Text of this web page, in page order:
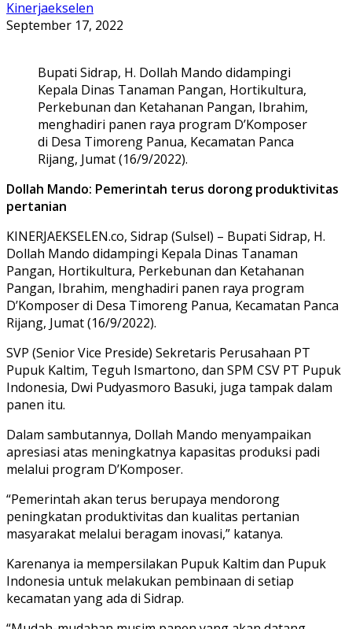
Kinerjaekselen
September 17, 2022
Bupati Sidrap, H. Dollah Mando didampingi
Kepala Dinas Tanaman Pangan, Hortikultura,
Perkebunan dan Ketahanan Pangan, Ibrahim,
menghadiri panen raya program D’Komposer
di Desa Timoreng Panua, Kecamatan Panca
Rijang, Jumat (16/9/2022).
Dollah Mando: Pemerintah terus dorong produktivitas
pertanian
KINERJAEKSELEN.co, Sidrap (Sulsel) – Bupati Sidrap, H.
Dollah Mando didampingi Kepala Dinas Tanaman
Pangan, Hortikultura, Perkebunan dan Ketahanan
Pangan, Ibrahim, menghadiri panen raya program
D’Komposer di Desa Timoreng Panua, Kecamatan Panca
Rijang, Jumat (16/9/2022).
SVP (Senior Vice Preside) Sekretaris Perusahaan PT
Pupuk Kaltim, Teguh Ismartono, dan SPM CSV PT Pupuk
Indonesia, Dwi Pudyasmoro Basuki, juga tampak dalam
panen itu.
Dalam sambutannya, Dollah Mando menyampaikan
apresiasi atas meningkatnya kapasitas produksi padi
melalui program D’Komposer.
“Pemerintah akan terus berupaya mendorong
peningkatan produktivitas dan kualitas pertanian
masyarakat melalui beragam inovasi,” katanya.
Karenanya ia mempersilakan Pupuk Kaltim dan Pupuk
Indonesia untuk melakukan pembinaan di setiap
kecamatan yang ada di Sidrap.